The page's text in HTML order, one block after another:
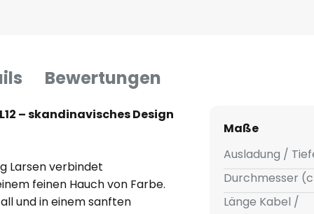
Bewertungen
– skandinavisches Design
Larsen verbindet
feinen Hauch von Farbe.
und in einem sanften
Maße
Ausladung /
Durchmesser
Länge Kabel /